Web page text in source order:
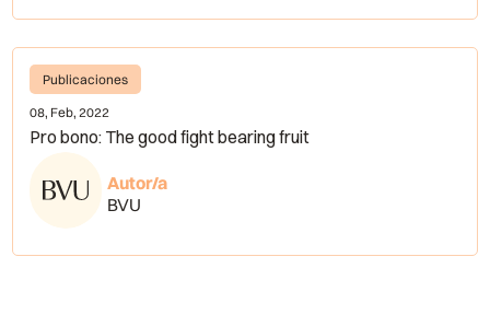
Publicaciones
08, Feb, 2022
Pro bono: The good fight bearing fruit
Autor/a
BVU